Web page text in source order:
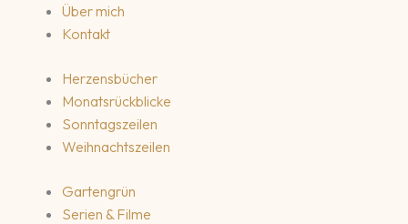
Über mich
Kontakt
Herzensbücher
Monatsrückblicke
Sonntagszeilen
Weihnachtszeilen
Gartengrün
Serien & Filme